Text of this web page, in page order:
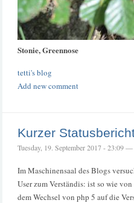
Stonie, Greennose
tetti's blog
Add new comment
Kurzer
Tuesday, 19. September 2017 - 23:09
Im Maschinensaal des Blogs
User zum Verständis: ist so wie
dem Wechsel von php 5 auf die